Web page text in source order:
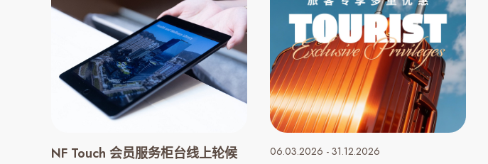
NF Touch 会员服务柜台线上轮候 06.03.2026 - 31.12.2026